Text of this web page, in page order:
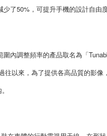
了50%，可提升手機的設計自由
內調整頻率的產品取名為「
往以來，為了提供各高品質的影